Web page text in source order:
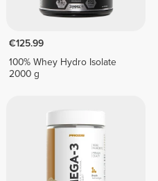
€125.99
100% Whey Hydro Isolate
2000 g